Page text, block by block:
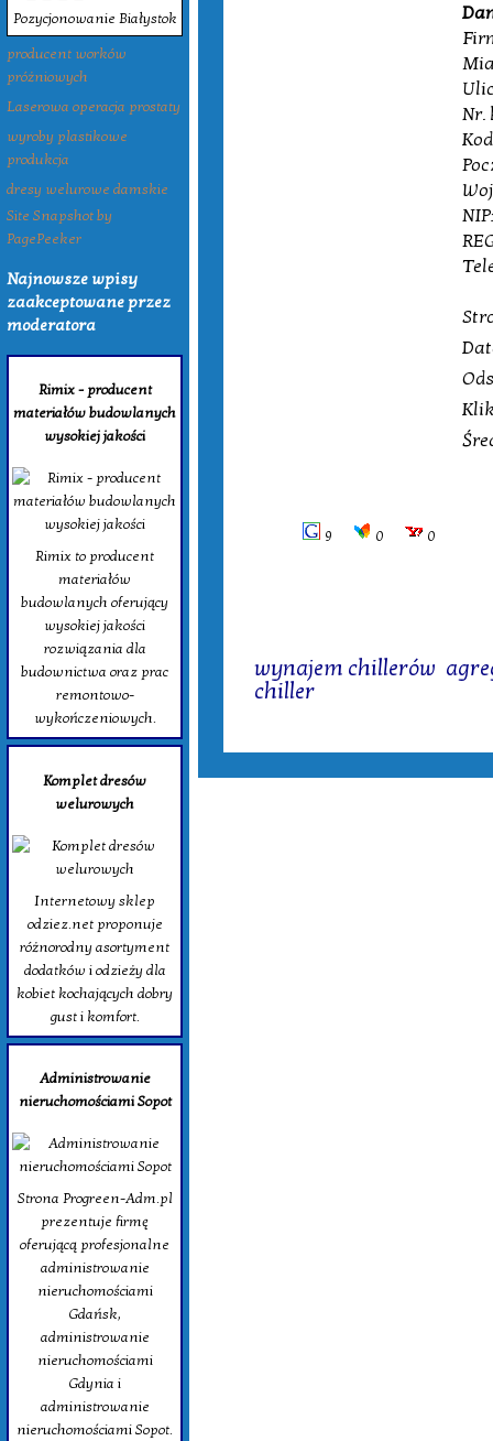
Pozycjonowanie Białystok
producent worków
próżniowych
Laserowa operacja prostaty
wyroby plastikowe
produkcja
dresy welurowe damskie
Site Snapshot by
PagePeeker
Najnowsze wpisy
zaakceptowane przez
moderatora
Rimix - producent
materiałów budowlanych
wysokiej jakości
Rimix to producent
materiałów
budowlanych oferujący
wysokiej jakości
rozwiązania dla
budownictwa oraz prac
remontowo-
wykończeniowych.
Komplet dresów
welurowych
Internetowy sklep
odziez.net proponuje
różnorodny asortyment
dodatków i odzieży dla
kobiet kochających dobry
gust i komfort.
Administrowanie
nieruchomościami Sopot
Strona Progreen-Adm.pl
prezentuje firmę
oferującą profesjonalne
administrowanie
nieruchomościami
Gdańsk,
administrowanie
nieruchomościami
Gdynia i
administrowanie
nieruchomościami Sopot.
Nr.
9 0 0
wynajem chillerów
chiller